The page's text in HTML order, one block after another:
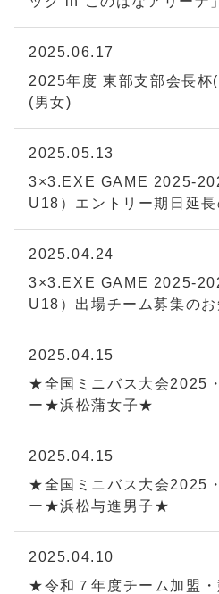
2025.06.17
2025年度 東部支部会長杯
(男女)
2025.05.13
3×3.EXE GAME 2025-
U18）エントリー期日延
2025.04.24
3×3.EXE GAME 2025-
U18）出場チーム募集のお
2025.04.15
★全国ミニバス大会2025
ー★浜松蒲女子★
2025.04.15
★全国ミニバス大会2025
ー★浜松与進男子★
2025.04.10
★令和７年度チーム加盟